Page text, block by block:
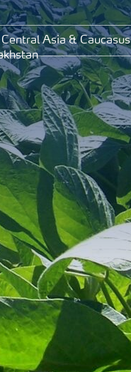
Central Asia & Caucasus